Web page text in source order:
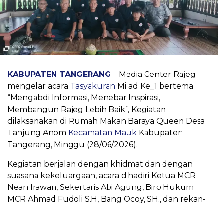
KABUPATEN TANGERANG – Media Center Rajeg
mengelar acara Tasyakuran Milad Ke_1 bertema
“Mengabdi Informasi, Menebar Inspirasi,
Membangun Rajeg Lebih Baik”, Kegiatan
dilaksanakan di Rumah Makan Baraya Queen Desa
Tanjung Anom Kecamatan Mauk Kabupaten
Tangerang, Minggu (28/06/2026).
Kegiatan berjalan dengan khidmat dan dengan
suasana kekeluargaan, acara dihadiri Ketua MCR
Nean Irawan, Sekertaris Abi Agung, Biro Hukum
MCR Ahmad Fudoli S.H, Bang Ocoy, SH., dan rekan-